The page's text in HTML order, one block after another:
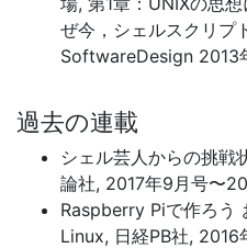
ぜ今，シェルスクリプ
SoftwareDesign 2013
過去の連載
シェル芸人からの挑
論社, 2017年9月号〜
Raspberry Piで作ろう
Linux, 日経PB社, 2016